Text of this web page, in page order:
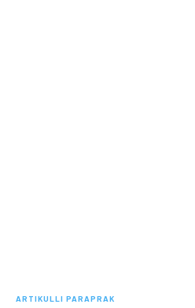
ARTIKULLI PARAPRAK